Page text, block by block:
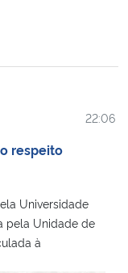
22:06
respeito
Universidade
pela Unidade de
à